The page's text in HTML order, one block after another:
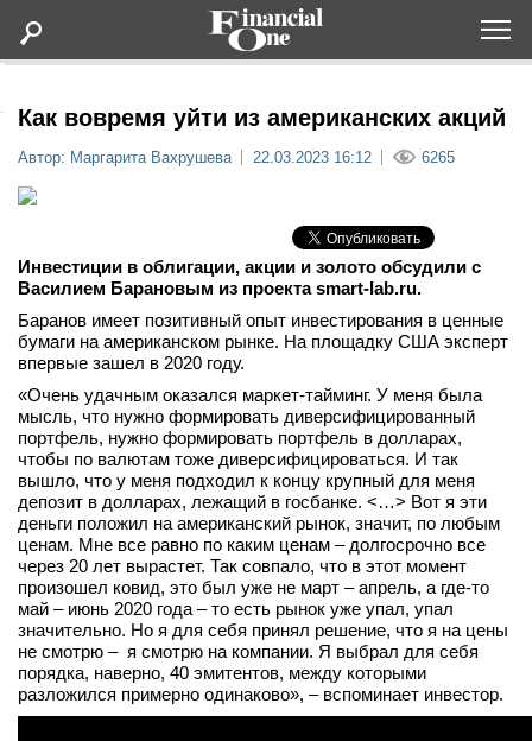
Lifestyle
Мероприятия
Новости
Интервью
вконтакте
телеграм
Стать автором
Вход
Как вовремя уйти из американских акций
Автор: Маргарита Вахрушева 22.03.2023 16:12 6265
Инвестиции в облигации, акции и золото обсудили с
Василием Барановым из проекта smart-lab.ru.
Баранов имеет позитивный опыт инвестирования в ценные
бумаги на американском рынке. На площадку США эксперт
впервые зашел в 2020 году.
«Очень удачным оказался маркет-тайминг. У меня была
мысль, что нужно формировать диверсифицированный
портфель, нужно формировать портфель в долларах,
чтобы по валютам тоже диверсифицироваться. И так
вышло, что у меня подходил к концу крупный для меня
депозит в долларах, лежащий в госбанке. <…> Вот я эти
деньги положил на американский рынок, значит, по любым
ценам. Мне все равно по каким ценам – долгосрочно все
через 20 лет вырастет. Так совпало, что в этот момент
произошел ковид, это был уже не март – апрель, а где-то
май – июнь 2020 года – то есть рынок уже упал, упал
значительно. Но я для себя принял решение, что я на цены
не смотрю – я смотрю на компании. Я выбрал для себя
порядка, наверно, 40 эмитентов, между которыми
разложился примерно одинаково», – вспоминает инвестор.